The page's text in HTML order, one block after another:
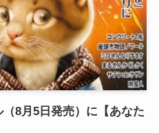
8月5日発売）に【あなた